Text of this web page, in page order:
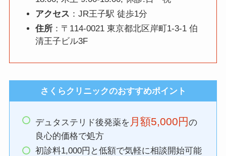
アクセス ：JR王子駅 徒歩1分
住所：〒114-0021 東京都北区岸町1-3-1 伯
清王子ビル3F
さくらクリニックのおすすめポイント
デュタステリド後発薬を 月額5,000円 の
良心的価格で処方
初診料1,000円と低額で気軽に相談開始可能